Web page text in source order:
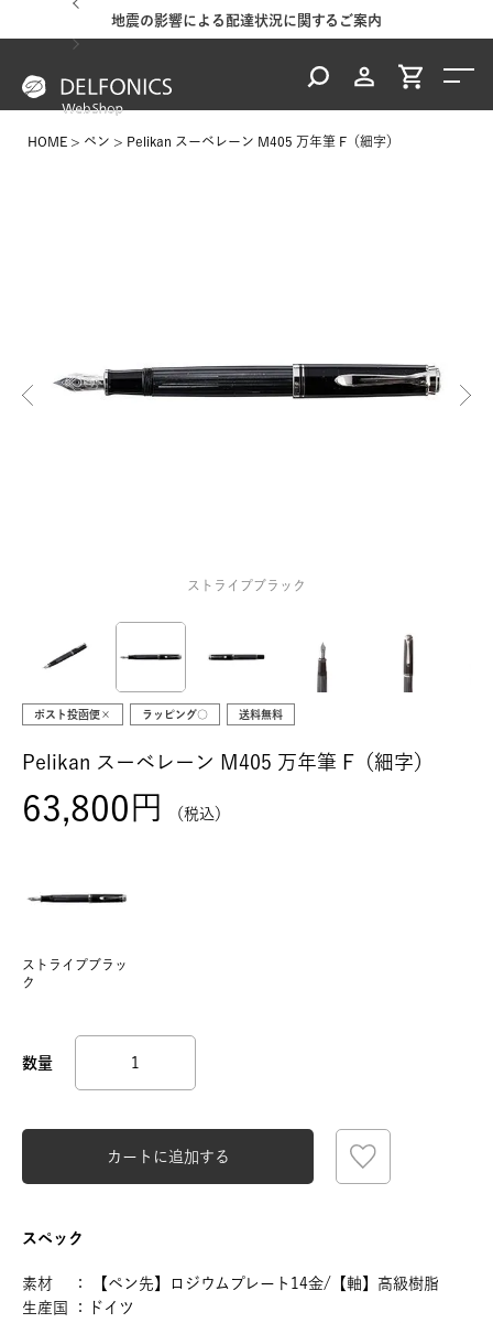
地震の影響による配達状況に関するご案内
HOME ペン Pelikan スーベレーン M405 万年筆 F（細字）
ストライプブラック
ポスト投函便× ラッピング○ 送料無料
Pelikan スーベレーン M405 万年筆 F（細字）
63,800 税込
ストライプブラッ
ク
カートに追加する
スペック
素材 ： 【ペン先】ロジウムプレート14金/【軸】高級樹脂
生産国 ：ドイツ